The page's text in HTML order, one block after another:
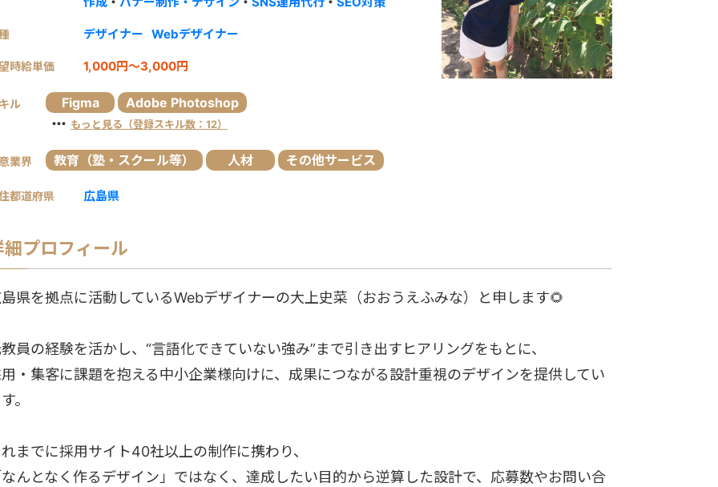
デザイナー Webデザイナー
時給単価 1,000円～3,000円
ル Figma Adobe Photoshop
・・・ もっと見る（登録スキル数：12）
業界 教育（塾・スクール等） 人材 その他サービス
都道府県 広島県
細プロフィール
県を拠点に活動しているWebデザイナーの大上史菜（おおうえふみな）と申します🌻
員の経験を活かし、“言語化できていない強み”まで引き出すヒアリングをもとに、
・集客に課題を抱える中小企業様向けに、成果につながる設計重視のデザインを提供してい
。
までに採用サイト40社以上の制作に携わり、
んとなく作るデザイン」ではなく、達成したい目的から逆算した設計で、応募数やお問い合